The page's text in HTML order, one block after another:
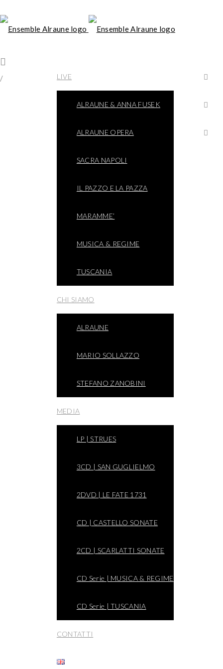
LIVE
ALRAUNE & ANNA FUSEK
ALRAUNE OPERA
SACRA NAPOLI
IL PAZZO E LA PAZZA
MARAMME’
MUSICA & REGIME
TUSCANIA
CHI SIAMO
ALRAUNE
MARIO SOLLAZZO
STEFANO ZANOBINI
MEDIA
LP | STRUES
3CD | SAN GUGLIELMO
2DVD | LE FATE 1731
CD | CASTELLO SONATE
2CD | SCARLATTI SONATE
CD Serie | MUSICA & REGIME
CD Serie | TUSCANIA
CONTATTI
/